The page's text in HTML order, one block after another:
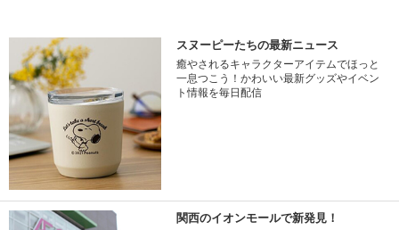
スヌーピーたちの最新ニュース
癒やされるキャラクターアイテムでほっと
一息つこう！かわいい最新グッズやイベン
ト情報を毎日配信
関西のイオンモールで新発見！